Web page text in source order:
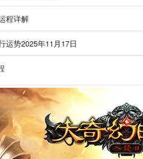
程详解
运势2025年11月17日